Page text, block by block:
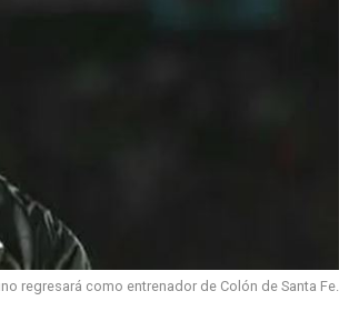
regresará como entrenador de Colón de Santa Fe.